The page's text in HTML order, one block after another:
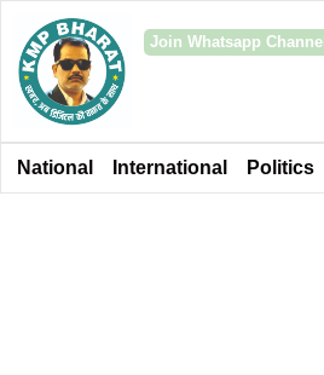
Join Whatsapp Channel
National International Politics